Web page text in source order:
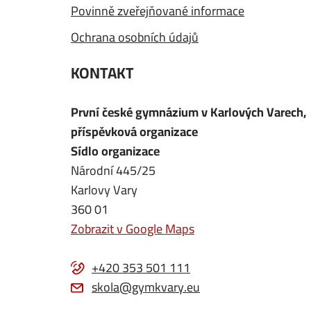
Povinně zveřejňované informace
Ochrana osobních údajů
KONTAKT
První české gymnázium v Karlových Varech,
příspěvková organizace
Sídlo organizace
Národní 445/25
Karlovy Vary
360 01
Zobrazit v Google Maps
+420 353 501 111
skola@gymkvary.eu